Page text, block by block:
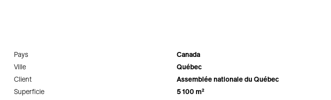
Pays
Canada
Ville
Québec
Client
Assemblée nationale du Québec
Superficie
5 100 m²